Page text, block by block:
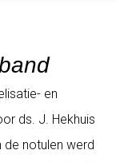
en
ds. J. Hekhuis
de notulen werd